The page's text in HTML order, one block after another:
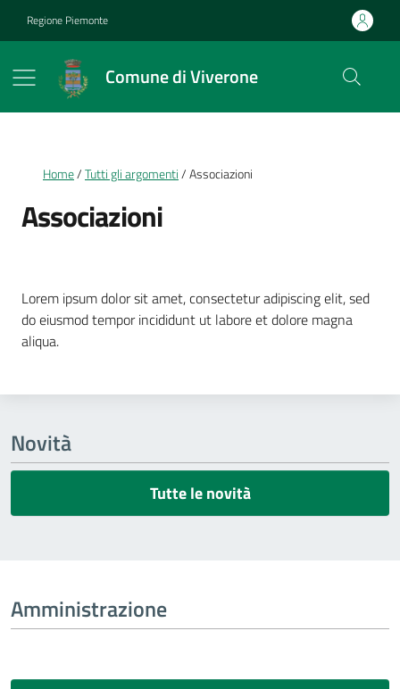
Regione Piemonte
Comune di Viverone
Briciole di pane
Home Tutti gli argomenti Associazioni
Associazioni
Lorem ipsum dolor sit amet, consectetur adipiscing elit, sed
do eiusmod tempor incididunt ut labore et dolore magna
aliqua.
Novità
Tutte le novità
Amministrazione